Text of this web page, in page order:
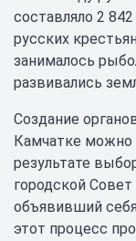
составляло 2
русских
занималось
развивались
Создание
Камчатке можно
результате
городской Совет
объявивший
этот процесс